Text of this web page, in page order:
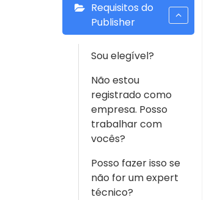
Requisitos do
Publisher
Sou elegível?
Não estou
registrado como
empresa. Posso
trabalhar com
vocês?
Posso fazer isso se
não for um expert
técnico?